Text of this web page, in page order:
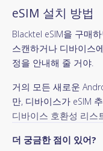
eSIM 설치 방법
Blacktel eSIM을 구매
스캔하거나 디바이스
정을 안내해 줄 거야.
거의 모든 새로운
만, 디바이스가 eSIM
디바이스 호환성 리스
더 궁금한 점이 있어?